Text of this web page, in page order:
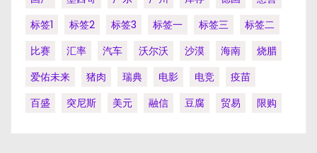
标签1
标签2 标签3 标签一 标签三
标签二
比赛
汇率 汽车 沃尔沃 沙漠 海南
烧腊
爱佑未来
猪肉 瑞典 电影 电竞
疫苗
百盛
突尼斯 美元 融信 豆腐 贸易 限购